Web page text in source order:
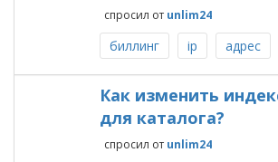
спросил от unlim24
биллинг ip адрес
Как изменить
для каталога?
спросил от unlim24